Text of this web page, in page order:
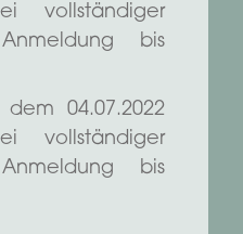
vollständiger
bis
04.07.2022
vollständiger
bis